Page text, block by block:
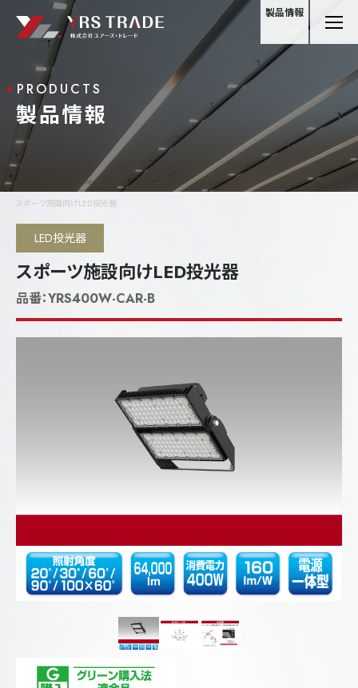
製品情報
スポーツ施設向けLED投光器
PRODUCTS
製品情報
LED投光器
スポーツ施設向けLED投光器
品番：YRS400W-CAR-B